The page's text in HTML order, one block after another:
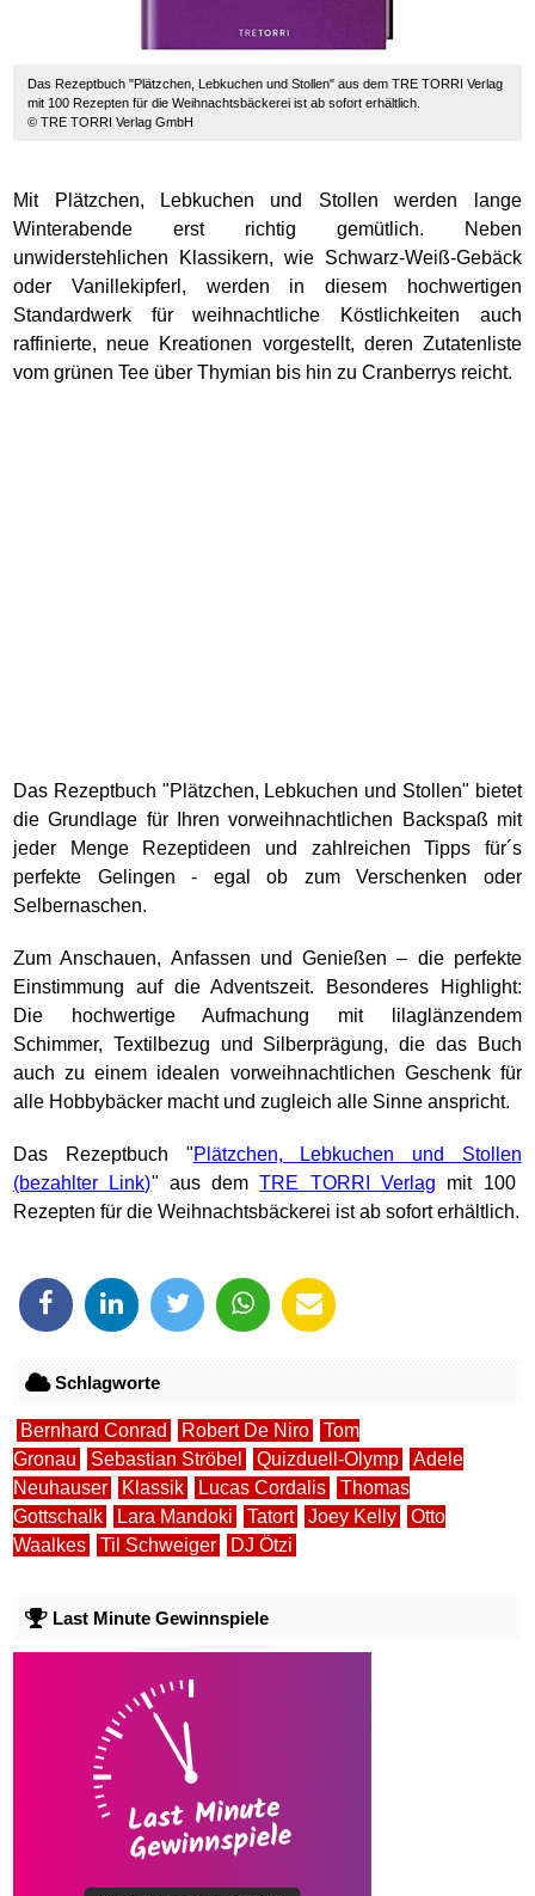
Das Rezeptbuch "Plätzchen, Lebkuchen und Stollen" aus dem TRE TORRI Verlag
mit 100 Rezepten für die Weihnachtsbäckerei ist ab sofort erhältlich.
© TRE TORRI Verlag GmbH
Mit Plätzchen, Lebkuchen und Stollen werden lange
Winterabende erst richtig gemütlich. Neben
unwiderstehlichen Klassikern, wie Schwarz-Weiß-Gebäck
oder Vanillekipferl, werden in diesem hochwertigen
Standardwerk für weihnachtliche Köstlichkeiten auch
raffinierte, neue Kreationen vorgestellt, deren Zutatenliste
vom grünen Tee über Thymian bis hin zu Cranberrys reicht.
Das Rezeptbuch "Plätzchen, Lebkuchen und Stollen" bietet
die Grundlage für Ihren vorweihnachtlichen Backspaß mit
jeder Menge Rezeptideen und zahlreichen Tipps für´s
perfekte Gelingen - egal ob zum Verschenken oder
Selbernaschen.
Zum Anschauen, Anfassen und Genießen – die perfekte
Einstimmung auf die Adventszeit. Besonderes Highlight:
Die hochwertige Aufmachung mit lilaglänzendem
Schimmer, Textilbezug und Silberprägung, die das Buch
auch zu einem idealen vorweihnachtlichen Geschenk für
alle Hobbybäcker macht und zugleich alle Sinne anspricht.
Das Rezeptbuch "Plätzchen, Lebkuchen und Stollen
" aus demTRE TORRI Verlag mit 100
Rezepten für die Weihnachtsbäckerei ist ab sofort erhältlich.
Schlagworte
Bernhard Conrad Robert De Niro
Tom
Gronau
Sebastian Ströbel Quizduell-Olymp
Adele
Neuhauser
Klassik Lucas Cordalis
Thomas
Gottschalk
Lara Mandoki Tatort Joey Kelly
Otto
Waalkes
Til Schweiger DJ Ötzi
Last Minute Gewinnspiele